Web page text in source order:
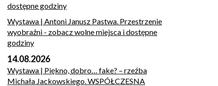
dostępne godziny
Wystawa | Antoni Janusz Pastwa. Przestrzenie
wyobraźni - zobacz wolne miejsca i dostępne
godziny
14.08.2026
Wystawa | Piękno, dobro… fake? – rzeźba
Michała Jackowskiego. WSPÓŁCZESNA